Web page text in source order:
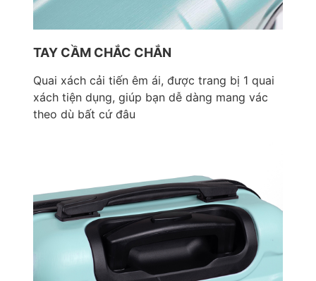
TAY CẦM CHẮC CHẮN
Quai xách cải tiến êm ái, được trang bị 1 quai
xách tiện dụng, giúp bạn dễ dàng mang vác
theo dù bất cứ đâu